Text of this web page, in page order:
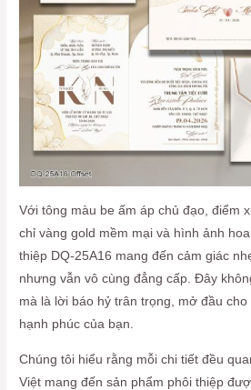
Với tông màu be ấm áp chủ đạo, điểm
chỉ vàng gold mềm mại và hình ảnh
thiệp DQ-25A16 mang đến cảm giác
nhưng vẫn vô cùng đẳng cấp. Đây
mà là lời báo hỷ trân trọng, mở đầu
hạnh phúc của bạn.
Chúng tôi hiểu rằng mỗi chi tiết đều
Việt mang đến sản phẩm phôi thiệp